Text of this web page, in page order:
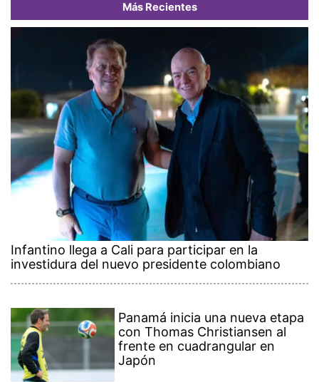
Más Recientes
Infantino llega a Cali para participar en la
investidura del nuevo presidente colombiano
Panamá inicia una nueva etapa
con Thomas Christiansen al
frente en cuadrangular en
Japón